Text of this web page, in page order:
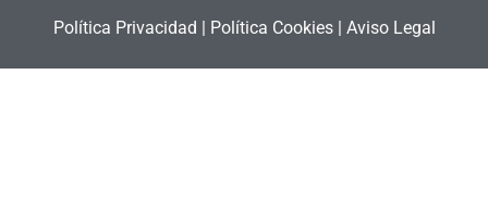
Política Privacidad Política Cookies| Aviso Legal